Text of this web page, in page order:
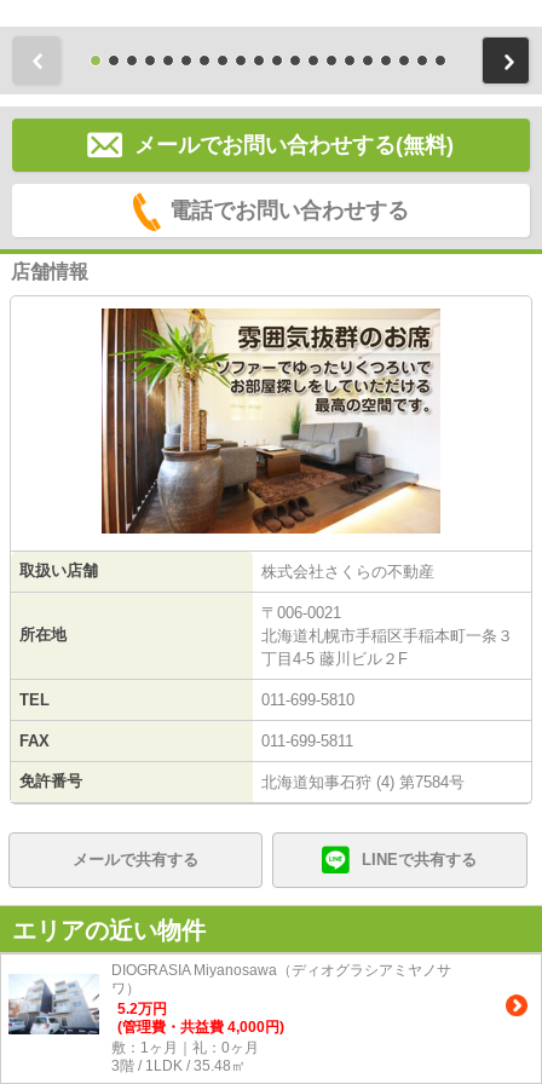
メールでお問い合わせする(無料)
電話でお問い合わせする
店舗情報
取扱い店舗 株式会社さくらの不動産
所在地
〒006-0021
北海道札幌市手稲区手稲本町一条３
丁目4-5 藤川ビル２F
TEL 011-699-5810
FAX 011-699-5811
免許番号 北海道知事石狩 (4) 第7584号
メールで共有する LINEで共有する
エリアの近い物件
DIOGRASIA Miyanosawa（ディオグラシアミヤノサ
ワ）
5.2万円
(管理費・共益費 4,000円)
敷：1ヶ月｜礼：0ヶ月
3階 / 1LDK / 35.48㎡